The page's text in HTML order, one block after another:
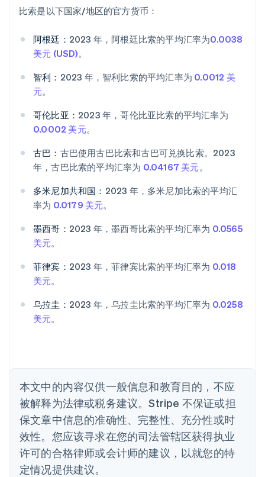
比索是以下国家/地区的官方货币：
阿根廷： 2023 年，阿根廷比索的平均汇率为0.0038
美元 (USD)。
智利： 2023 年，智利比索的平均汇率为 0.0012 美
元。
哥伦比亚： 2023 年，哥伦比亚比索的平均汇率为
0.0002 美元。
古巴： 古巴使用古巴比索和古巴可兑换比索。2023
年，古巴比索的平均汇率为 0.04167 美元。
多米尼加共和国： 2023 年，多米尼加比索的平均汇
率为 0.0179 美元。
墨西哥： 2023 年，墨西哥比索的平均汇率为 0.0565
美元。
菲律宾： 2023 年，菲律宾比索的平均汇率为 0.018
美元。
乌拉圭： 2023 年，乌拉圭比索的平均汇率为 0.0258
美元。
本文中的内容仅供一般信息和教育目的，不应
被解释为法律或税务建议。Stripe 不保证或担
保文章中信息的准确性、完整性、充分性或时
效性。您应该寻求在您的司法管辖区获得执业
许可的合格律师或会计师的建议，以就您的特
定情况提供建议。
阿联酋
爱尔兰
English
English
奥地利
澳大利亚
English
PortuguêsEnglish
保加利亚
English
丹麦
德国
DeutschEnglish
法国
FrançaisEnglish
芬兰
EnglishSvenska